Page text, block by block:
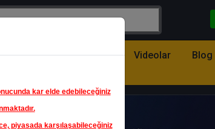
Partnerlerimiz Videolar Blog
kar elde edebileceğiniz
piyasada karşılaşabileceğiniz